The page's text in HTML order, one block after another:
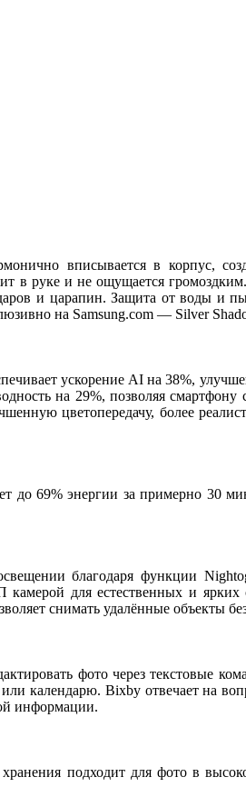
вписывается в корпус,
в руке и не ощущается
и царапин. Защита от воды и
на Samsung.com — Silver
ускорение AI на 38%,
на 29%, позволяя смартфону
цветопередачу, более
до 69% энергии за примерно 30
благодаря функции
для естественных и ярких
снимать удалённые объекты без
фото через текстовые
календарю. Bixby отвечает на
информации.
подходит для фото в